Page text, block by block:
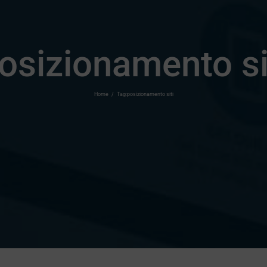
Home / Tag:posizionamento siti